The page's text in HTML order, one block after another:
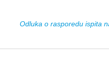
Odluka o rasporedu ispita